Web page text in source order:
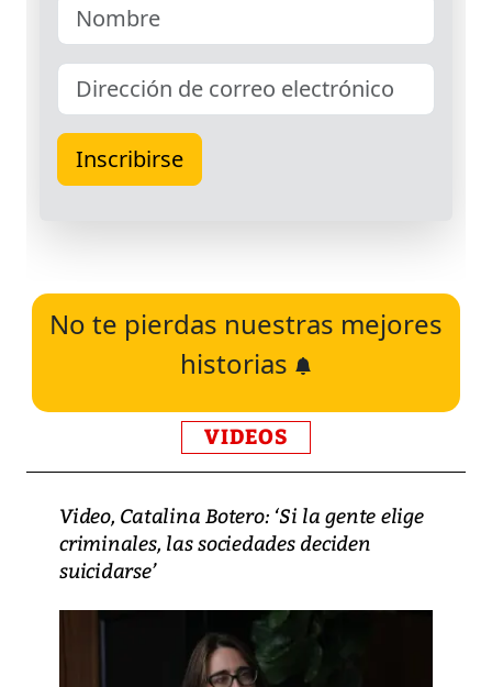
No te pierdas nuestras mejores
historias
VIDEOS
Video, Catalina Botero: ‘Si la gente elige
criminales, las sociedades deciden
suicidarse’